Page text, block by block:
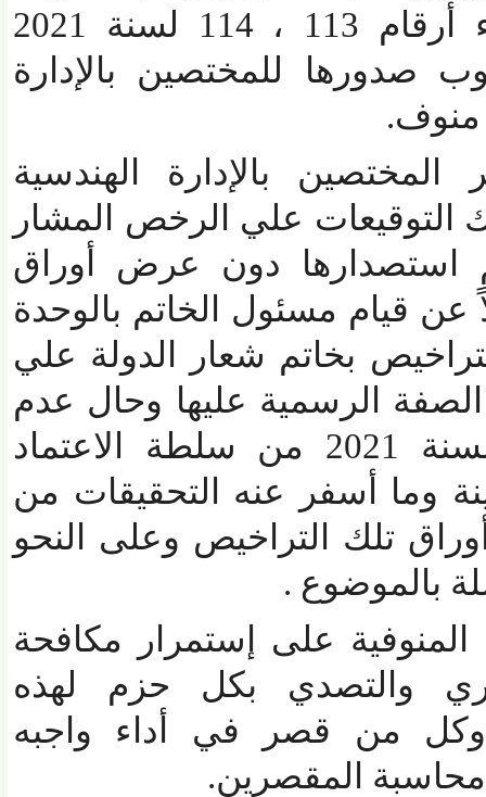
باستصدار تراخيص بناء أرقام 113 ، 114 لسنة 2021
للمختصين بالإدارة
بالإدارة الهندسية
علي الرخص المشار
دون عرض أوراق
قيام مسئول الخاتم بالوحدة
بخاتم شعار الدولة علي
الرسمية عليها وحال عدم
اعتماد الرخصة 114 لسنة 2021 من سلطة الاعتماد
أسفر عنه التحقيقات من
تلك التراخيص وعلى النحو
بالموضوع .
على إستمرار مكافحة
والتصدي بكل حزم لهذه
من قصر في أداء واجبه
المقصرين.